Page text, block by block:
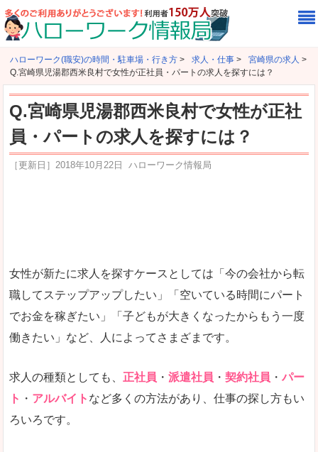
ハローワーク(職安)の時間・駐車場・行き方 > 求人・仕事 > 宮崎県の求人 >
Q.宮崎県児湯郡西米良村で女性が正社員・パートの求人を探すには？
Q.宮崎県児湯郡西米良村で女性が正社
員・パートの求人を探すには？
［更新日］ 2018年10月22日 ハローワーク情報局
女性が新たに求人を探すケースとしては「今の会社から転
職してステップアップしたい」「空いている時間にパート
でお金を稼ぎたい」「子どもが大きくなったからもう一度
働きたい」など、人によってさまざまです。
求人の種類としても、 正社員 ・ 派遣社員 ・ 契約社員 ・ パー
ト ・ アルバイト など多くの方法があり、仕事の探し方もい
ろいろです。